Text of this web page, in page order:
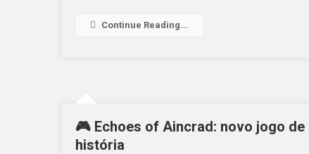
Continue Reading...
🎮 Echoes of Aincrad: novo jogo
história